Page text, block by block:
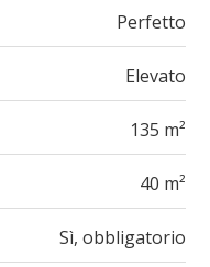
Perfetto
Elevato
135 m²
40 m²
Sì, obbligatorio